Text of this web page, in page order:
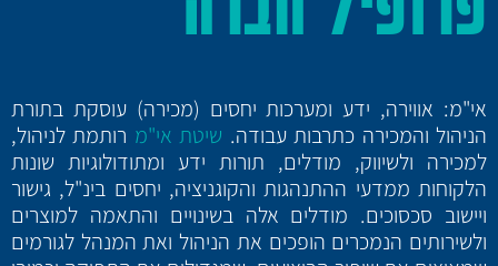
אי"מ: אווירה, ידע ומערכות יחסים (מכירה) עוסקת בתורת
הניהול והמכירה כתרבות עבודה. שיטת אי"מ רותמת לניהול,
למכירה ולשיווק, מודלים, תורות ידע ומתודולוגיות שונות
הלקוחות ממדעי ההתנהגות והקוגניציה, יחסים בינ"ל, גישור
ויישוב סכסוכים. מודלים אלה בשינויים והתאמה למוצרים
ולשירותים הנמכרים הופכים את הניהול ואת המנהל לגורמים